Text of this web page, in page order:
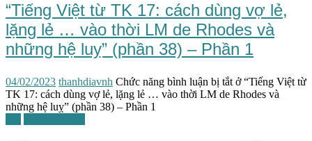
“Tiếng Việt từ TK 17: cách dùng vợ lẻ,
lặng lẻ … vào thời LM de Rhodes và
những hệ luỵ” (phần 38) – Phần 1
04/02/2023 thanhdiavnh Chức năng bình luận bị tắt ở “Tiếng Việt từ
TK 17: cách dùng vợ lẻ, lặng lẻ … vào thời LM de Rhodes và
những hệ luỵ” (phần 38) – Phần 1